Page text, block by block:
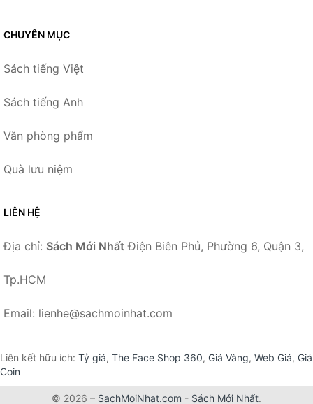
CHUYÊN MỤC
Sách tiếng Việt
Sách tiếng Anh
Văn phòng phẩm
Quà lưu niệm
LIÊN HỆ
Địa chỉ: Sách Mới Nhất Điện Biên Phủ, Phường 6, Quận 3,
Tp.HCM
Email: lienhe@sachmoinhat.com
Liên kết hữu ích: Tỷ giá, The Face Shop 360, Giá Vàng, Web Giá, Giá
Coin
© 2026 – SachMoiNhat.com - Sách Mới Nhất.